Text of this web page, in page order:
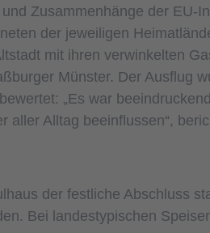
Zusammenhänge der EU-
der jeweiligen
mit ihren verwinkelten
Münster. Der Ausflug
„Es war
aller Alltag beeinflussen“,
der festliche Abschluss
Bei landestypischen